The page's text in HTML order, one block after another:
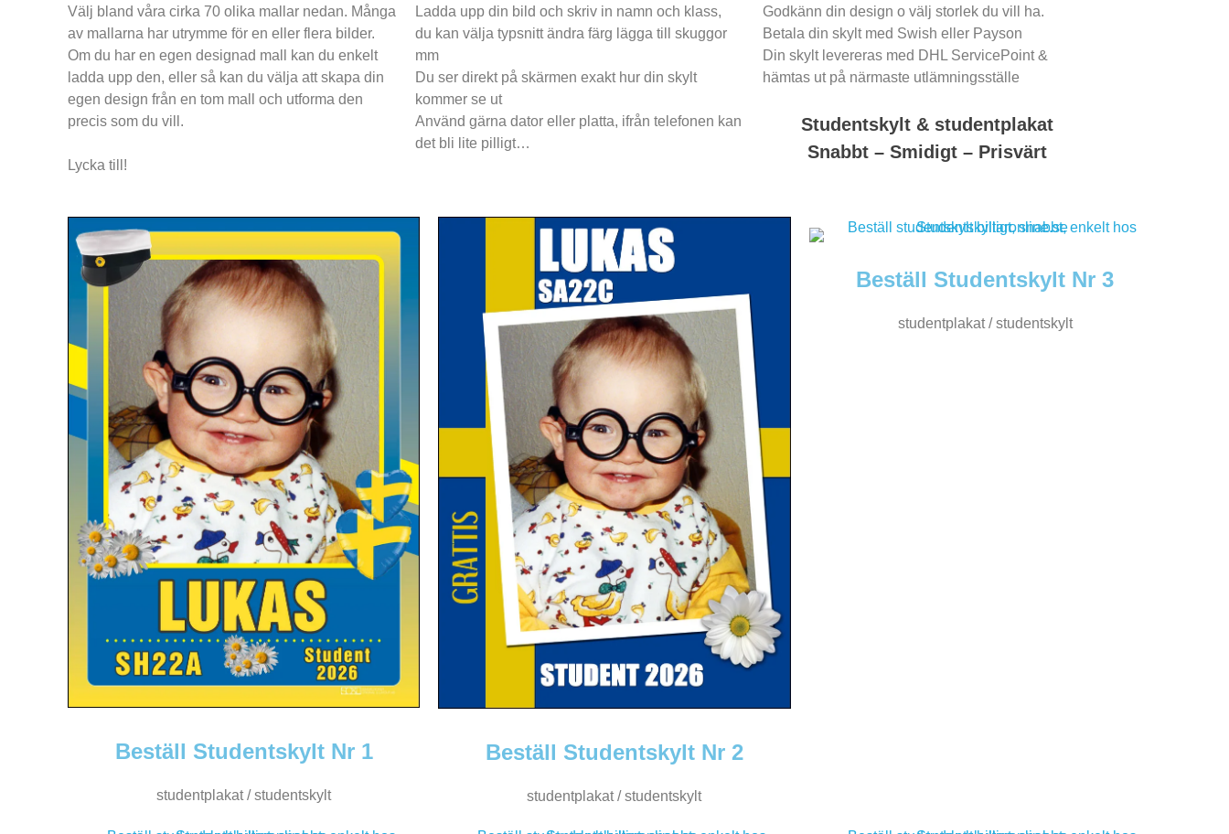
Välj bland våra cirka 70 olika mallar nedan. Många
av mallarna har utrymme för en eller flera bilder.
Om du har en egen designad mall kan du enkelt
ladda upp den, eller så kan du välja att skapa din
egen design från en tom mall och utforma den
precis som du vill.
Lycka till!
Ladda upp din bild och skriv in namn och klass,
du kan välja typsnitt ändra färg lägga till skuggor
mm
Du ser direkt på skärmen exakt hur din skylt
kommer se ut
Använd gärna dator eller platta, ifrån telefonen kan
det bli lite pilligt…
Godkänn din design o välj storlek du vill ha.
Betala din skylt med Swish eller Payson
Din skylt levereras med DHL ServicePoint &
hämtas ut på närmaste utlämningsställe
Studentskylt & studentplakat
Snabbt – Smidigt – Prisvärt
Beställ Studentskylt Nr 1
studentplakat / studentskylt
Beställ Studentskylt Nr 2
studentplakat / studentskylt
Beställ Studentskylt Nr 3
studentplakat / studentskylt